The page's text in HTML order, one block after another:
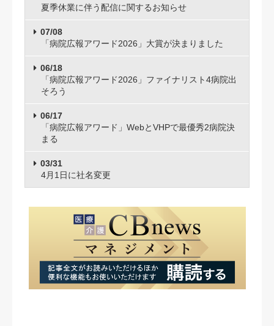
夏季休業に伴う配信に関するお知らせ
07/08
「病院広報アワード2026」大賞が決まりました
06/18
「病院広報アワード2026」ファイナリスト4病院出
そろう
06/17
「病院広報アワード」WebとVHPで最優秀2病院決
まる
03/31
4月1日に社名変更